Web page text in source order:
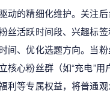
动的精细化维护。关注后
丝活跃时间段、兴趣标签
间、优化选题方向。当
核心粉丝群（如“充电”用
利等专属权益，将普通